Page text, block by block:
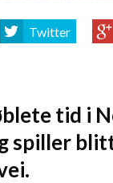
Twitter
tid i
spiller